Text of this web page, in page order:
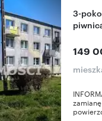
3-pokojowe mieszkanie do remontu z balkonem i
149